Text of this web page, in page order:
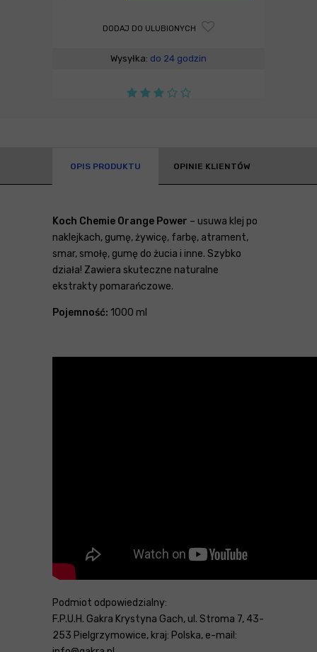
DODAJ DO ULUBIONYCH
Wysyłka: do 24 godzin
OPIS PRODUKTU OPINIE KLIENTÓW
Koch Chemie Orange Power – usuwa klej po
naklejkach, gumę, żywicę, farbę, atrament,
smar, smołę, gumę do żucia i inne. Szybko
działa! Zawiera skuteczne naturalne
ekstrakty pomarańczowe.
Pojemność: 1000 ml
Podmiot odpowiedzialny:
F.P.U.H. Gakra Krystyna Gach, ul. Stroma 7, 43-
253 Pielgrzymowice, kraj: Polska, e-mail: